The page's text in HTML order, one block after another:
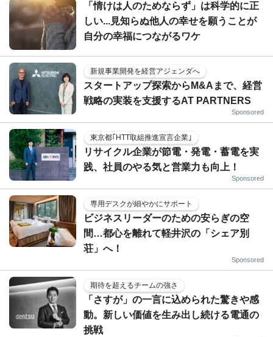
「情けは人のためならず」は科学的に正
しい...見知らぬ他人の幸せを願うことが
自分の幸福につながるワケ
新規事業開発を経営アジェンダへ
スタートアップ探索からM&Aまで、経営
戦略の実装を支援するAT PARTNERS
Sponsored
東京都｢HTT取組推進宣言企業｣
リサイクル企業が節電・発電・蓄電を実
践、社員のやる気と営業力も向上！
Sponsored
専用デスクが細やかにサポート
ビジネスリーダーのための安らぎの空
間…都心を離れて軽井沢の「シェア別
荘」へ！
Sponsored
期待を超えるチームの強さ
「さすが」の一言に込められた驚きや感
動。新しい価値を生み出し続ける電通の
挑戦